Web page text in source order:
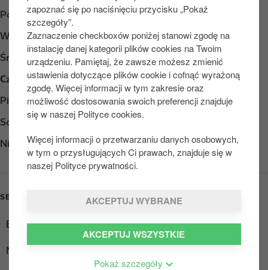
zapoznać się po naciśnięciu przycisku „Pokaż
szczegóły”.
Zaznaczenie checkboxów poniżej stanowi zgodę na
instalację danej kategorii plików cookies na Twoim
urządzeniu. Pamiętaj, że zawsze możesz zmienić
ustawienia dotyczące plików cookie i cofnąć wyrażoną
zgodę. Więcej informacji w tym zakresie oraz
możliwość dostosowania swoich preferencji znajduje
się w naszej Polityce cookies.
Więcej informacji o przetwarzaniu danych osobowych,
w tym o przysługujących Ci prawach, znajduje się w
naszej Polityce prywatności.
AKCEPTUJ WYBRANE
AKCEPTUJ WSZYSTKIE
Pokaż szczegóły
Poniedziałek
Otwarte 24/7
Wtorek
Otwarte 24/7
Środa
Otwarte 24/7
Czwartek
Otwarte 24/7
Piątek
Otwarte 24/7
Sobota
Niedziela
Otwarte 24/7
SERVICES
Ekspres do kawy
Myjnia